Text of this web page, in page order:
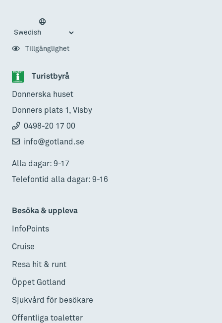
Turistbyrå
Donnerska huset
Donners plats 1, Visby
0498-20 17 00
info@gotland.se
Alla dagar: 9-17
Telefontid alla dagar: 9-16
Besöka & uppleva
InfoPoints
Cruise
Resa hit & runt
Öppet Gotland
Sjukvård för besökare
Offentliga toaletter
Tillgänglighet